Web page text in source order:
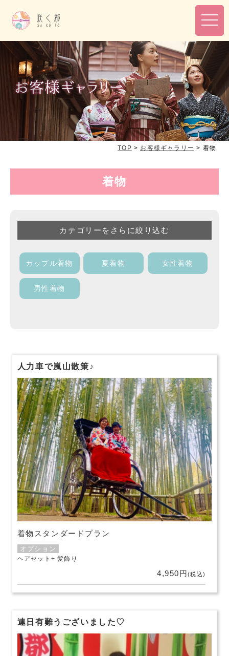
TOP > お客様ギャラリー > 着物
着物
カテゴリーをさらに絞り込む
カップル着物 夏着物 女性着物
男性着物
人力車で嵐山散策♪
着物スタンダードプラン
オプション
ヘアセット 髪飾り
4,950円(税込)
連日有難うございました♡